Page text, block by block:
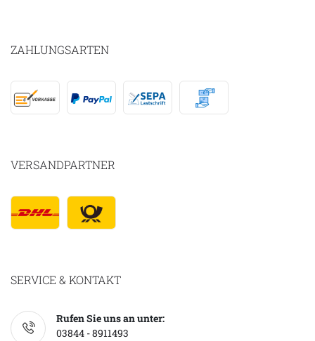
ZAHLUNGSARTEN
VERSANDPARTNER
SERVICE & KONTAKT
Rufen Sie uns an unter:
03844 - 8911493